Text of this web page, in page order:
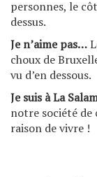
personnes, le
dessus.
Je n’aime pas…
choux de
vu d’en dessous.
Je suis à La
notre société de
raison de vivre !